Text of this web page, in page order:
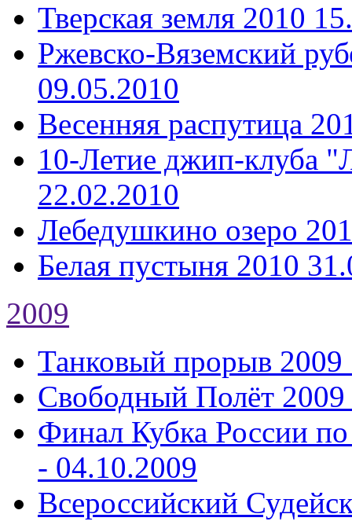
Тверская земля 2010
Ржевско-Вяземский
09.05.2010
Весенняя распутица
10-Летие джип-клуба
22.02.2010
Лебедушкино озеро
Белая пустыня 2010
2009
Танковый прорыв 2009
Свободный Полёт 2009
Финал Кубка России
- 04.10.2009
Всероссийский